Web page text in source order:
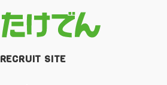
RECRUIT SITE